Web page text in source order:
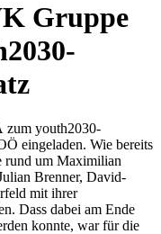
Gruppe
zum youth2030-
eingeladen. Wie bereits
rund um Maximilian
Brenner, David-
mit ihrer
Dass dabei am Ende
konnte, war für die